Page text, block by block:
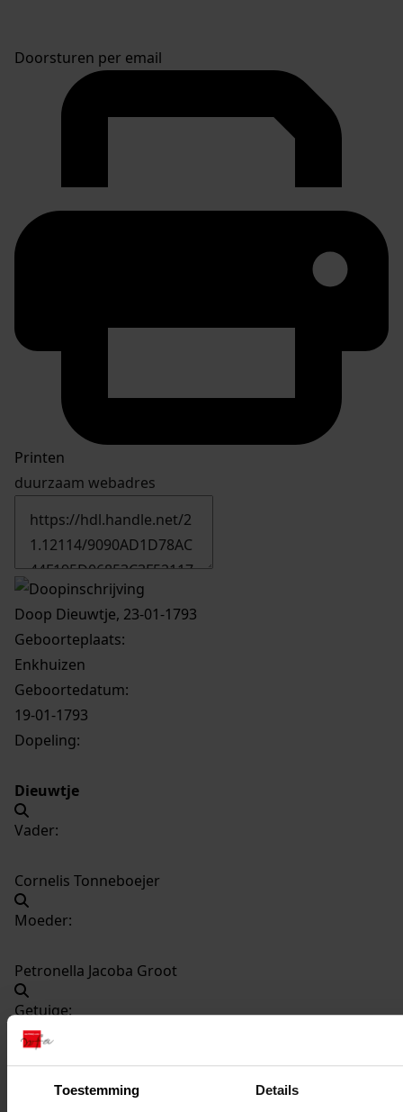
Toestemming Details
Doorsturen per email
Printen
duurzaam webadres
Doop Dieuwtje, 23-01-1793
Geboorteplaats:
Enkhuizen
Geboortedatum:
19-01-1793
Dopeling:
Dieuwtje
Vader:
Cornelis Tonneboejer
Moeder:
Petronella Jacoba Groot
Getuige:
Meinouwtje Croll
Kerkelijke gezindte: